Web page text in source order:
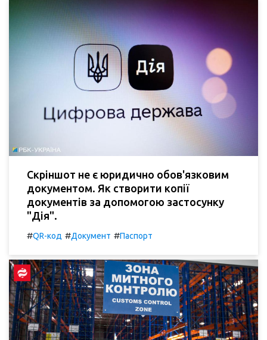
Скріншот не є юридично обов'язковим
документом. Як створити копії
документів за допомогою застосунку
"Дія".
#QR-код #Документ #Паспорт